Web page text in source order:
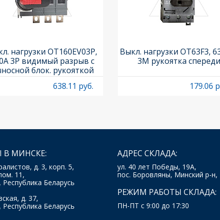
нагрузки OT160EV03P,
3P видимый разрыв с
блок. рукояткой
и осью OXP6X210
638.11 руб.
Выкл. нагрузки OT63F3,
3M рукоятка спереди
179.06
МИНСКЕ:
д. 3, корп. 5,
11,
Республика Беларусь
д. 37,
Республика Беларусь
АДРЕС СКЛАДА:
ул. 40 лет Победы, 19А,
пос. Боровляны, Минский р-н,
РЕЖИМ РАБОТЫ СКЛАДА:
ПН-ПТ с 9:00 до 17:30